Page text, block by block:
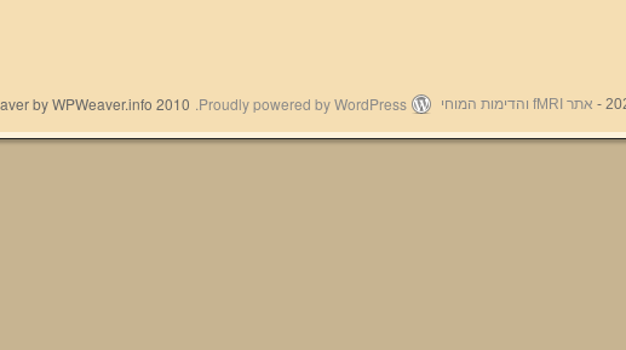
אתר fMRI והדימות המוחי Proudly powered by WordPress.